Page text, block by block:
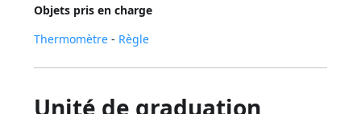
Objets pris en charge
Thermomètre - Règle
Unité de graduation